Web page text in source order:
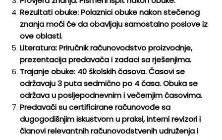
Rezultati obuke: Polaznici obuke nakon stečenog
znanja moći će da obavljaju samostalno poslove iz
ove oblasti.
Literatura: Priručnik računovodstvo proizvodnje,
prezentacija predavača i zadaci sa rješenjima.
Trajanje obuke: 40 školskih časova. Časovi se
održavaju 3 puta sedmično po 4 časa. Obuka se
održava u posljepodnevnim i večernjim časovima.
Predavači su certificirane računovođe sa
dugogodišnjim iskustvom u praksi, interni revizori i
članovi relevantnih računovodstvenih udruženja i